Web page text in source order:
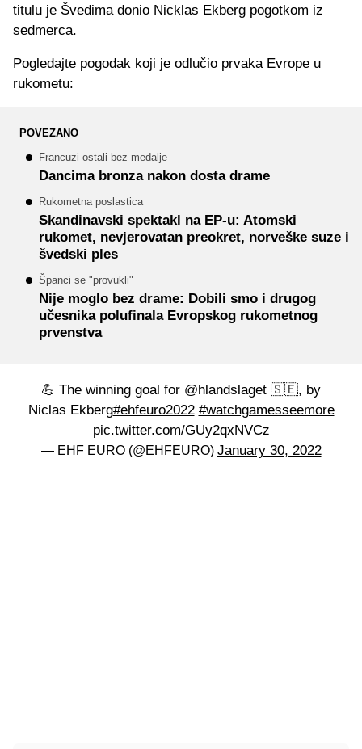
titulu je Švedima donio Nicklas Ekberg pogotkom iz
sedmerca.
Pogledajte pogodak koji je odlučio prvaka Evrope u
rukometu:
POVEZANO
Francuzi ostali bez medalje
Dancima bronza nakon dosta drame
Rukometna poslastica
Skandinavski spektakl na EP-u: Atomski
rukomet, nevjerovatan preokret, norveške suze i
švedski ples
Španci se "provukli"
Nije moglo bez drame: Dobili smo i drugog
učesnika polufinala Evropskog rukometnog
prvenstva
💪 The winning goal for @hlandslaget 🇸🇪, by
Niclas Ekberg#ehfeuro2022 #watchgamesseemore
pic.twitter.com/GUy2qxNVCz
— EHF EURO (@EHFEURO) January 30, 2022